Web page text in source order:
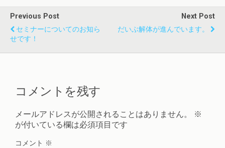
Previous Post
セミナーについてのお知ら
せです！
Next Post
だいぶ解体が進んでいます。
コメントを残す
メールアドレスが公開されることはありません。
※
が付いている欄は必須項目です
コメント ※